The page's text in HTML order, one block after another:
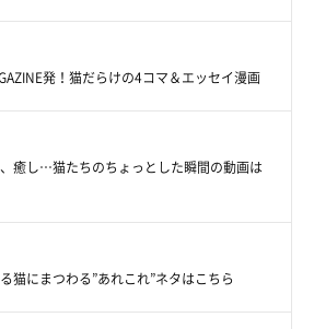
発！猫だらけの4コマ＆エッセイ漫画
癒し…猫たちのちょっとした瞬間の動画は
猫にまつわる”あれこれ”ネタはこちら